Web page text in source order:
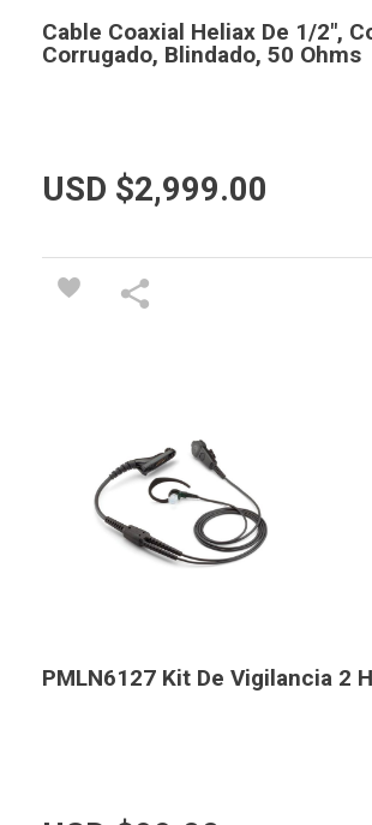
Cable Coaxial Heliax De 1/2″,
Corrugado, Blindado, 50 Ohms
USD $2,999.00
PMLN6127 Kit De Vigilancia 2